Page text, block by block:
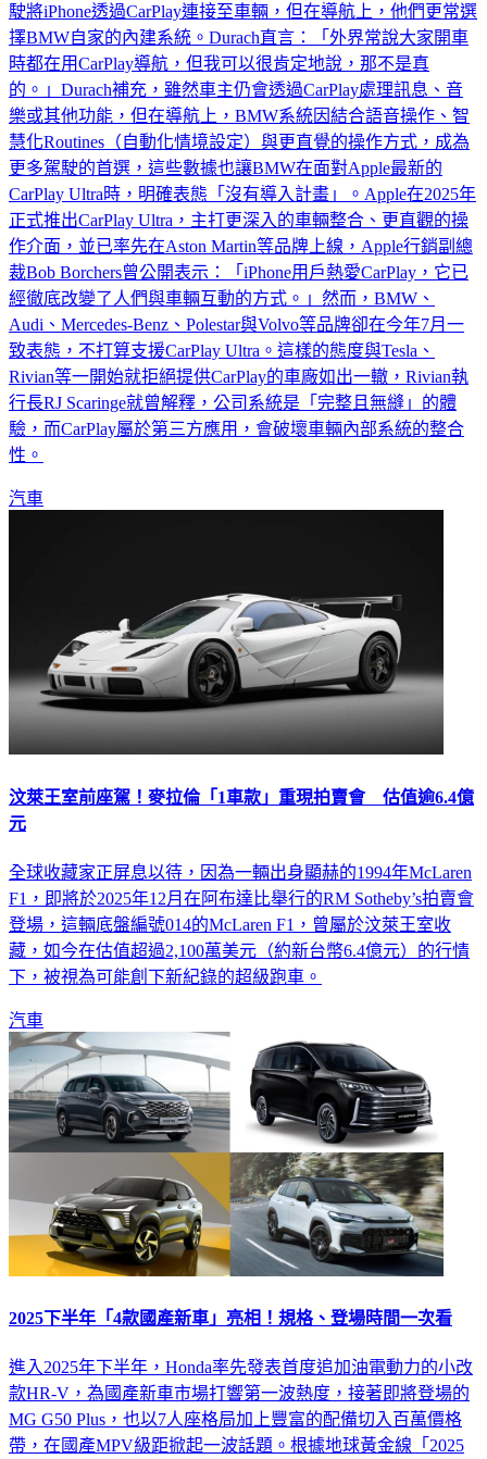
駛將iPhone透過CarPlay連接至車輛，但在導航上，他們更常選
擇BMW自家的內建系統。Durach直言：「外界常說大家開車
時都在用CarPlay導航，但我可以很肯定地說，那不是真
的。」Durach補充，雖然車主仍會透過CarPlay處理訊息、音
樂或其他功能，但在導航上，BMW系統因結合語音操作、智
慧化Routines（自動化情境設定）與更直覺的操作方式，成為
更多駕駛的首選，這些數據也讓BMW在面對Apple最新的
CarPlay Ultra時，明確表態「沒有導入計畫」。Apple在2025年
正式推出CarPlay Ultra，主打更深入的車輛整合、更直觀的操
作介面，並已率先在Aston Martin等品牌上線，Apple行銷副總
裁Bob Borchers曾公開表示：「iPhone用戶熱愛CarPlay，它已
經徹底改變了人們與車輛互動的方式。」然而，BMW、
Audi、Mercedes-Benz、Polestar與Volvo等品牌卻在今年7月一
致表態，不打算支援CarPlay Ultra。這樣的態度與Tesla、
Rivian等一開始就拒絕提供CarPlay的車廠如出一轍，Rivian執
行長RJ Scaringe就曾解釋，公司系統是「完整且無縫」的體
驗，而CarPlay屬於第三方應用，會破壞車輛內部系統的整合
性。
汽車
汶萊王室前座駕！麥拉倫「1車款」重現拍賣會 估值逾6.4億
元
全球收藏家正屏息以待，因為一輛出身顯赫的1994年McLaren
F1，即將於2025年12月在阿布達比舉行的RM Sotheby’s拍賣會
登場，這輛底盤編號014的McLaren F1，曾屬於汶萊王室收
藏，如今在估值超過2,100萬美元（約新台幣6.4億元）的行情
下，被視為可能創下新紀錄的超級跑車。
汽車
2025下半年「4款國產新車」亮相！規格、登場時間一次看
進入2025年下半年，Honda率先發表首度追加油電動力的小改
款HR-V，為國產新車市場打響第一波熱度，接著即將登場的
MG G50 Plus，也以7人座格局加上豐富的配備切入百萬價格
帶，在國產MPV級距掀起一波話題。根據地球黃金線「2025